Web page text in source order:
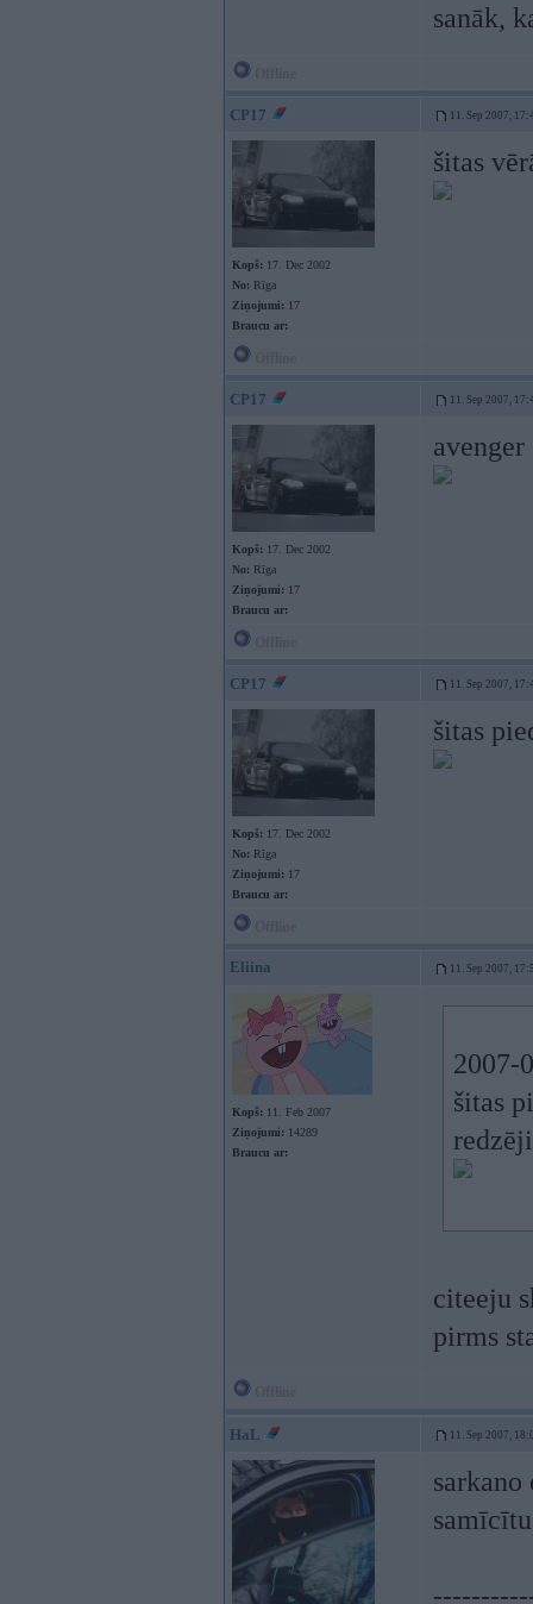
sanāk,
CP17 11. Sep 2007,
Kopš: 17. Dec 2002
No: Rīga
Ziņojumi: 17
Braucu ar:
šitas
CP17 11. Sep 2007,
Kopš: 17. Dec 2002
No: Rīga
Ziņojumi: 17
Braucu ar:
CP17 11. Sep 2007,
Kopš: 17. Dec 2002
No: Rīga
Ziņojumi: 17
Braucu ar:
šitas
Eliina 11. Sep 2007,
Kopš: 11. Feb 2007
Ziņojumi: 14289
Braucu ar:
2007-
šitas
citeeju
pirms
HaL 11. Sep 2007,
sarkano